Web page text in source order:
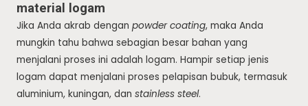
material logam
Jika Anda akrab dengan powder coating, maka Anda
mungkin tahu bahwa sebagian besar bahan yang
menjalani proses ini adalah logam. Hampir setiap jenis
logam dapat menjalani proses pelapisan bubuk, termasuk
aluminium, kuningan, dan stainless steel.